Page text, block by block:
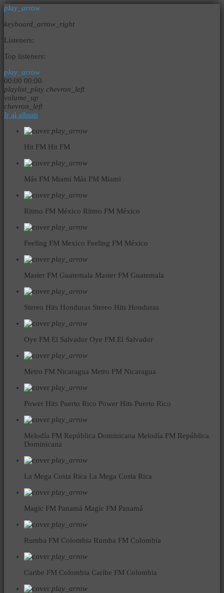
play_arrow
keyboard_arrow_right
Listeners:
Top listeners:
play_arrow
00:00 00:00
playlist_play chevron_left
volume_up
chevron_left
Ir al album
play_arrow
Hit FM Hit FM
play_arrow
Más FM Miami Más FM Miami
play_arrow
Ritmo FM México Ritmo FM México
play_arrow
Feeling FM Mexico Feeling FM México
play_arrow
Master FM Guatemala Master FM Guatemala
play_arrow
Stereo Hits Honduras Stereo Hits Honduras
play_arrow
Oye FM El Salvador Oye FM El Salvador
play_arrow
Metro FM Nicaragua Metro FM Nicaragua
play_arrow
Power Hits Puerto Rico Power Hits Puerto Rico
play_arrow
Melodía FM República Dominicana Melodía FM República
Dominicana
play_arrow
La Mega Costa Rica La Mega Costa Rica
play_arrow
Magic FM Panamá Magic FM Panamá
play_arrow
Rumba FM Colombia Rumba FM Colombia
play_arrow
Caribe FM Colombia Caribe FM Colombia
play_arrow